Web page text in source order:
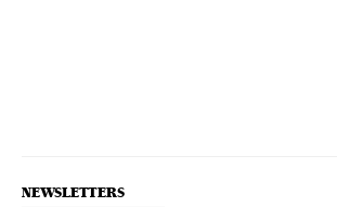
NEWSLETTERS